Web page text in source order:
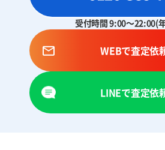
受付時間 9:00～22:00(
WEBで査定依
LINEで査定依